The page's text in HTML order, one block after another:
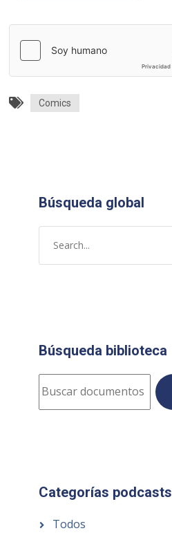
Comics
Búsqueda global
Búsqueda biblioteca
Categorías podcasts
Todos